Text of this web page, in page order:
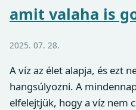
amit valaha is
2025. 07. 28.
A víz az élet alapja, és ezt
hangsúlyozni. A
elfelejtjük, hogy a víz nem